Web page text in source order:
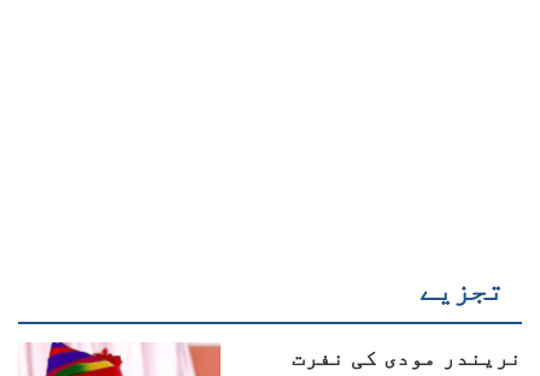
تجزیے
نریندر مودی کی نفرت